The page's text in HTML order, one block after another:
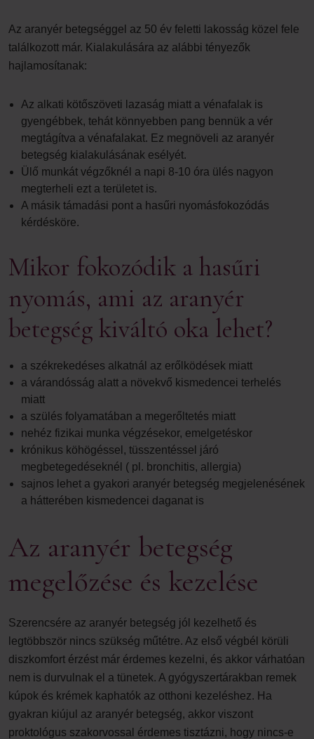
Az aranyér betegséggel az 50 év feletti lakosság közel fele
találkozott már. Kialakulására az alábbi tényezők
hajlamosítanak:
Az alkati kötőszöveti lazaság miatt a vénafalak is
gyengébbek, tehát könnyebben pang bennük a vér
megtágítva a vénafalakat. Ez megnöveli az aranyér
betegség kialakulásának esélyét.
Ülő munkát végzőknél a napi 8-10 óra ülés nagyon
megterheli ezt a területet is.
A másik támadási pont a hasűri nyomásfokozódás
kérdésköre.
Mikor fokozódik a hasűri
nyomás, ami az aranyér
betegség kiváltó oka lehet?
a székrekedéses alkatnál az erőlködések miatt
a várandósság alatt a növekvő kismedencei terhelés
miatt
a szülés folyamatában a megerőltetés miatt
nehéz fizikai munka végzésekor, emelgetéskor
krónikus köhögéssel, tüsszentéssel járó
megbetegedéseknél ( pl. bronchitis, allergia)
sajnos lehet a gyakori aranyér betegség megjelenésének
a hátterében kismedencei daganat is
Az aranyér betegség
megelőzése és kezelése
Szerencsére az aranyér betegség jól kezelhető és
legtöbbször nincs szükség műtétre. Az első végbél körüli
diszkomfort érzést már érdemes kezelni, és akkor várhatóan
nem is durvulnak el a tünetek. A gyógyszertárakban remek
kúpok és krémek kaphatók az otthoni kezeléshez. Ha
gyakran kiújul az aranyér betegség, akkor viszont
proktológus szakorvossal érdemes tisztázni, hogy nincs-e